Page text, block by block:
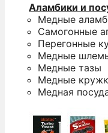
Аламбики и
Медные
Самогонные
Перегонные
Медные
Медные тазы
Медные
Медная